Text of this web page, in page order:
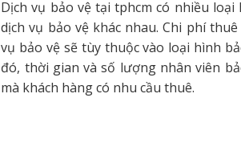
Dịch vụ bảo vệ tại tphcm có nhiều loại
dịch vụ bảo vệ khác nhau. Chi phí thuê
vụ bảo vệ sẽ tùy thuộc vào loại hình
đó, thời gian và số lượng nhân viên
mà khách hàng có nhu cầu thuê.